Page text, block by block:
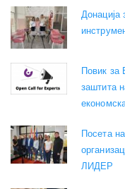
Донација
Повик за
заштита
Посета
ЛИДЕР